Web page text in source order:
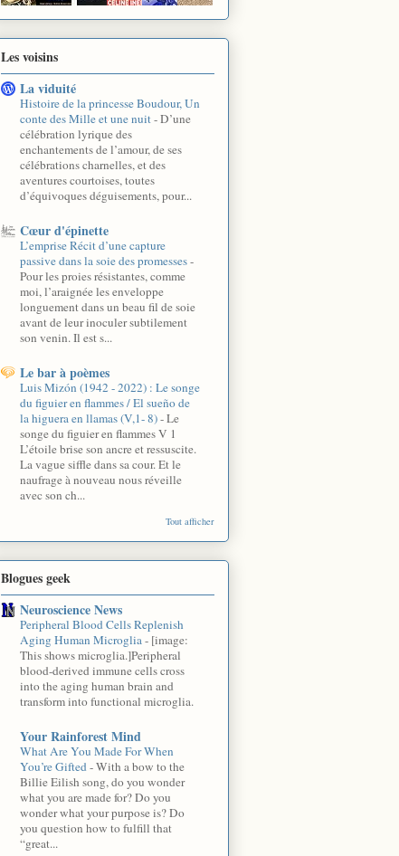
Les voisins
La viduité
Histoire de la princesse Boudour, Un
conte des Mille et une nuit-D’une
célébration lyrique des
enchantements de l’amour, de ses
célébrations charnelles, et des
aventures courtoises, toutes
d’équivoques déguisements, pour...
Cœur d'épinette
L’emprise Récit d’une capture
passive dans la soie des promesses-
Pour les proies résistantes, comme
moi, l’araignée les enveloppe
longuement dans un beau fil de soie
avant de leur inoculer subtilement
son venin. Il est s...
Le bar à poèmes
Luis Mizón (1942 - 2022) : Le songe
du figuier en flammes / El sueño de
la higuera en llamas (V,1- 8)-Le
songe du figuier en flammes V 1
L’étoile brise son ancre et ressuscite.
La vague siffle dans sa cour. Et le
naufrage à nouveau nous réveille
avec son ch...
Tout afficher
Blogues geek
Neuroscience News
Peripheral Blood Cells Replenish
Aging Human Microglia- [image:
This shows microglia.]Peripheral
blood-derived immune cells cross
into the aging human brain and
transform into functional microglia.
Your Rainforest Mind
What Are You Made For When
You’re Gifted-With a bow to the
Billie Eilish song, do you wonder
what you are made for? Do you
wonder what your purpose is? Do
you question how to fulfill that
“great...